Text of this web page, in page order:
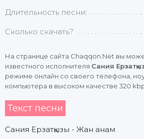
Длительность песни:
Сколько скачать?
На странице сайта Chaqqon.Net вы
известного исполнителя Сания
режиме онлайн со своего телефона,
компьютера в высоком качестве 320
Текст песни
Сания Ерзатқызы - Жан анам